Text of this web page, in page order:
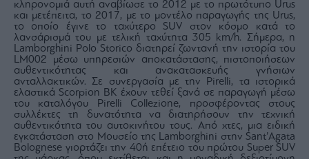
κληρονομιά αυτή αναβίωσε το 2012 με το πρωτότυπο Urus
και μετέπειτα, το 2017, με το μοντέλο παραγωγής της Urus,
το οποίο έγινε το ταχύτερο SUV στον κόσμο κατά το
λανσάρισμά του με τελική ταχύτητα 305 km/h. Σήμερα, η
Lamborghini Polo Storico διατηρεί ζωντανή την ιστορία του
LM002 μέσω υπηρεσιών αποκατάστασης, πιστοποιήσεων
αυθεντικότητας και ανακατασκευής γνήσιων
ανταλλακτικών. Σε συνεργασία με την Pirelli, τα ιστορικά
ελαστικά Scorpion BK έχουν τεθεί ξανά σε παραγωγή μέσω
του καταλόγου Pirelli Collezione, προσφέροντας στους
συλλέκτες τη δυνατότητα να διατηρήσουν την τεχνική
αυθεντικότητα του αυτοκινήτου τους. Από χτες, μια ειδική
εγκατάσταση στο Μουσείο της Lamborghini στην Sant’Αgata
Bolognese γιορτάζει την 40ή επέτειο του πρώτου Super SUV